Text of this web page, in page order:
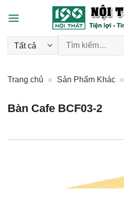
Tìm kiếm:
Trang chủ » Sản Phẩm Khác »
Bàn Cafe BCF03-2